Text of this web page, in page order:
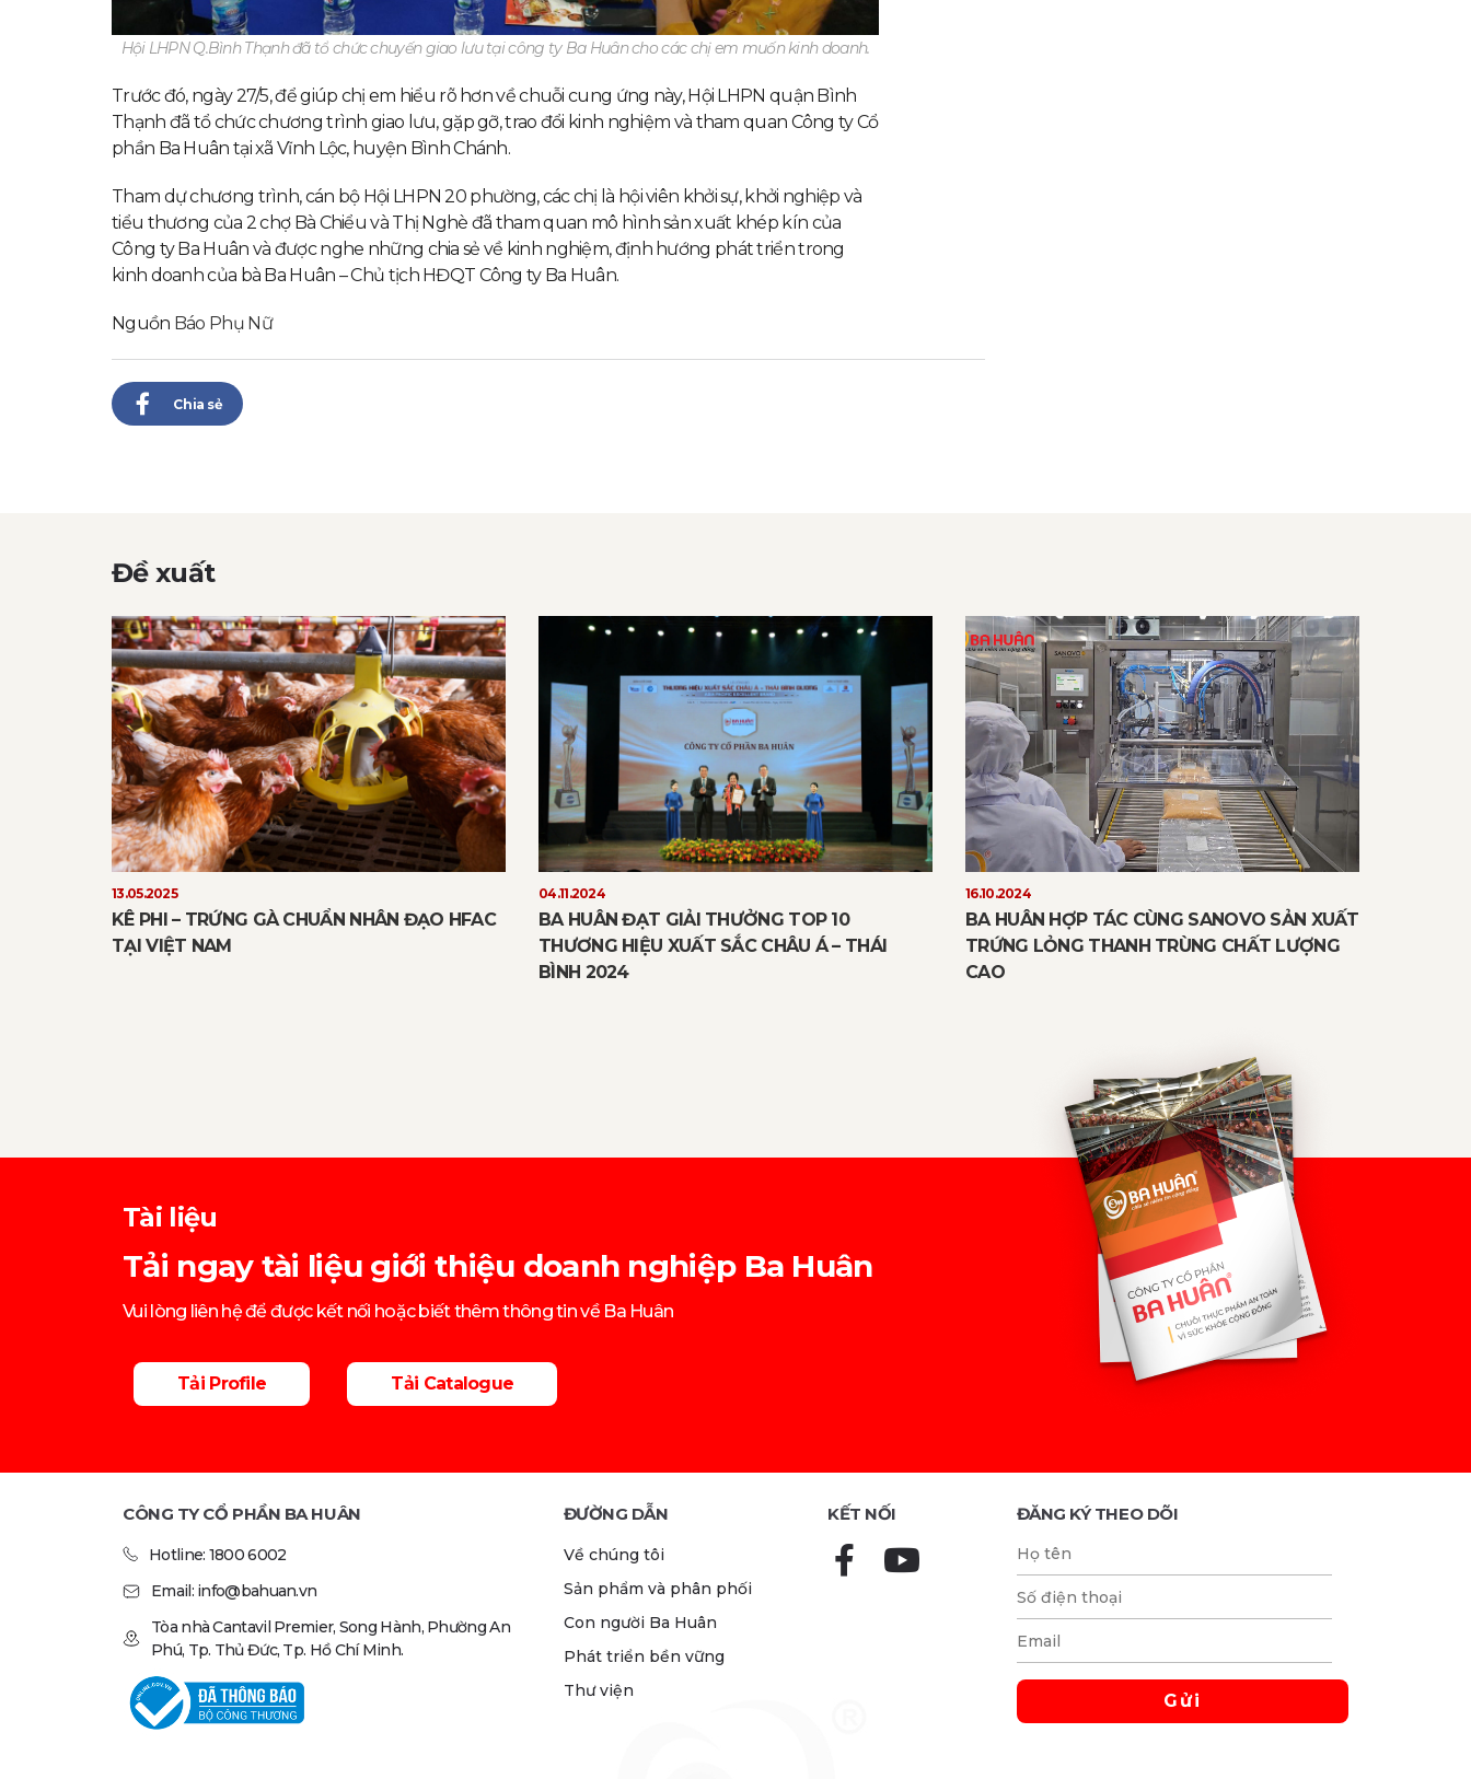
Hội LHPN Q.Bình Thạnh đã tổ chức chuyến giao lưu tại công ty Ba Huân cho các chị em muốn kinh doanh.
Trước đó, ngày 27/5, để giúp chị em hiểu rõ hơn về chuỗi cung ứng này, Hội LHPN quận Bình
Thạnh đã tổ chức chương trình giao lưu, gặp gỡ, trao đổi kinh nghiệm và tham quan Công ty Cổ
phần Ba Huân tại xã Vĩnh Lộc, huyện Bình Chánh.
Tham dự chương trình, cán bộ Hội LHPN 20 phường, các chị là hội viên khởi sự, khởi nghiệp và
tiểu thương của 2 chợ Bà Chiểu và Thị Nghè đã tham quan mô hình sản xuất khép kín của
Công ty Ba Huân và được nghe những chia sẻ về kinh nghiệm, định hướng phát triển trong
kinh doanh của bà Ba Huân – Chủ tịch HĐQT Công ty Ba Huân.
Nguồn Báo Phụ Nữ
Chia sẻ
Đề xuất
13.05.2025
KÊ PHI – TRỨNG GÀ CHUẨN NHÂN ĐẠO HFAC
TẠI VIỆT NAM
04.11.2024
BA HUÂN ĐẠT GIẢI THƯỞNG TOP 10
THƯƠNG HIỆU XUẤT SẮC CHÂU Á – THÁI
BÌNH 2024
16.10.2024
BA HUÂN HỢP TÁC CÙNG SANOVO SẢN XUẤT
TRỨNG LỎNG THANH TRÙNG CHẤT LƯỢNG
CAO
Tài liệu
Tải ngay tài liệu giới thiệu doanh nghiệp Ba Huân
Vui lòng liên hệ để được kết nối hoặc biết thêm thông tin về Ba Huân
Tải Profile Tải Catalogue
CÔNG TY CỔ PHẦN BA HUÂN
Hotline: 1800 6002
Email: info@bahuan.vn
Tòa nhà Cantavil Premier, Song Hành, Phường An
Phú, Tp. Thủ Đức, Tp. Hồ Chí Minh.
ĐƯỜNG DẪN
Về chúng tôi
Sản phẩm và phân phối
Con người Ba Huân
Phát triển bền vững
Thư viện
KẾT NỐI ĐĂNG KÝ THEO DÕI